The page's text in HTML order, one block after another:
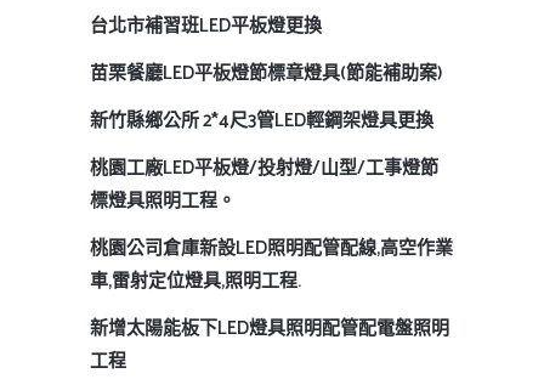
台北市補習班LED平板燈更換
苗栗餐廳LED平板燈節標章燈具(節能補助案)
新竹縣鄉公所 2*4尺3管LED輕鋼架燈具更換
桃園工廠LED平板燈/投射燈/山型/工事燈節
標燈具照明工程。
桃園公司倉庫新設LED照明配管配線,高空作業
車,雷射定位燈具,照明工程.
新增太陽能板下LED燈具照明配管配電盤照明
工程